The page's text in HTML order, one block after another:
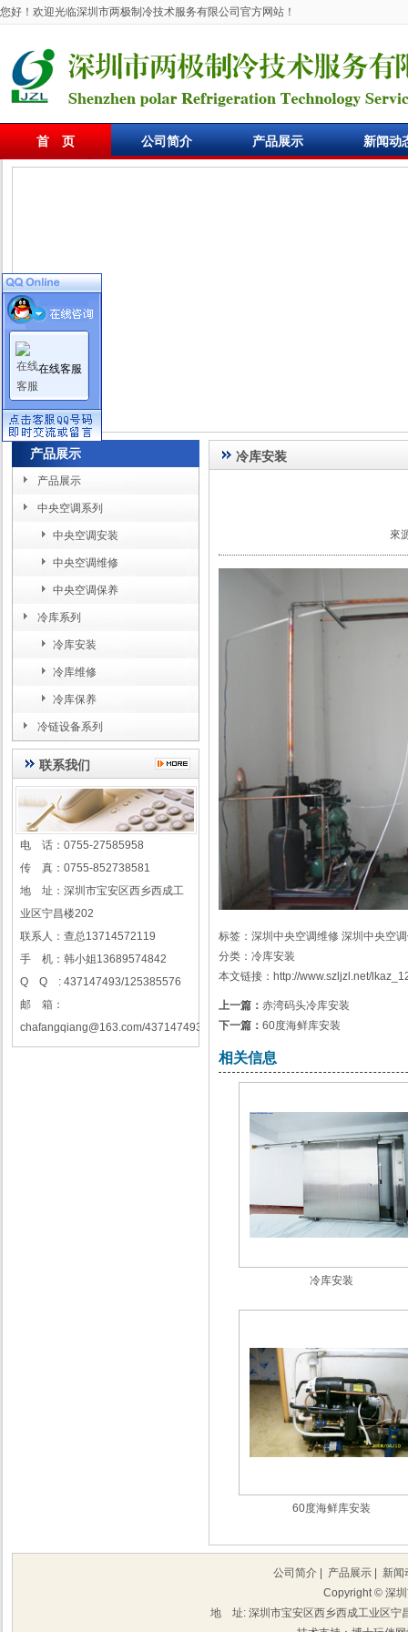
您好！欢迎光临深圳市两极制冷技术服务有限公司官方网站！
首 页 公司简介 产品展示 新闻动
产品展示
产品展示
中央空调系列
中央空调安装
中央空调维修
中央空调保养
冷库系列
冷库安装
冷库维修
冷库保养
冷链设备系列
联系我们
电 话：0755-27585958
传 真：0755-852738581
地 址：深圳市宝安区西乡西成工
业区宁昌楼202
联系人：查总13714572119
手 机：韩小姐13689574842
Q Q : 437147493/125385576
邮 箱：
chafangqiang@163.com/437147493@qq.com/125385576@qq.com
冷库安装
來
标签： 深圳中央空调维修 深圳中央空
分类： 冷库安装
本文链接： http://www.szljzl.net/
上一篇： 赤湾码头冷库安装
下一篇： 60度海鲜库安装
相关信息
冷库安装
60度海鲜库安装
公司简介 产品展示
新闻
Copyright © 深
地 址: 深圳市宝安区西乡西成工业区
在线客服